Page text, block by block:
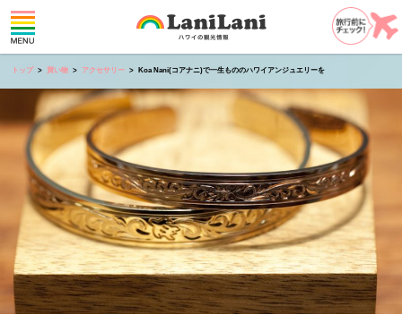
トップ 買い物 アクセサリー Koa Nani(コアナニ)で一生もののハワイアンジュエリーを